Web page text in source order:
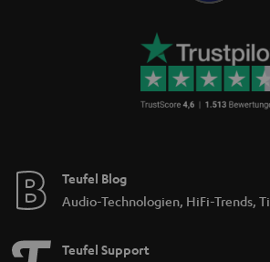
Teufel Blog
Audio-Technologien, HiFi-Trends,
Teufel Support